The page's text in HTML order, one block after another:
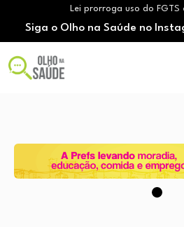
Lei prorroga uso do
Brasil registra alta taxa de
O Monte Tabor entrega
Aleitamento materno: Salvador
Medicamento incorporado ao
Siga o Olho na Saúde no